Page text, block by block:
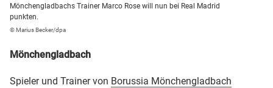
Mönchengladbachs Trainer Marco Rose will nun bei Real Madrid
punkten.
© Marius Becker/dpa
Mönchengladbach
Spieler und Trainer von Borussia Mönchengladbach